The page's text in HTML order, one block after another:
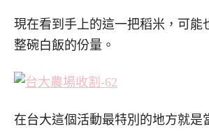
現在看到手上的這一把稻米，可能
整碗白飯的份量。
在台大這個活動最特別的地方就是